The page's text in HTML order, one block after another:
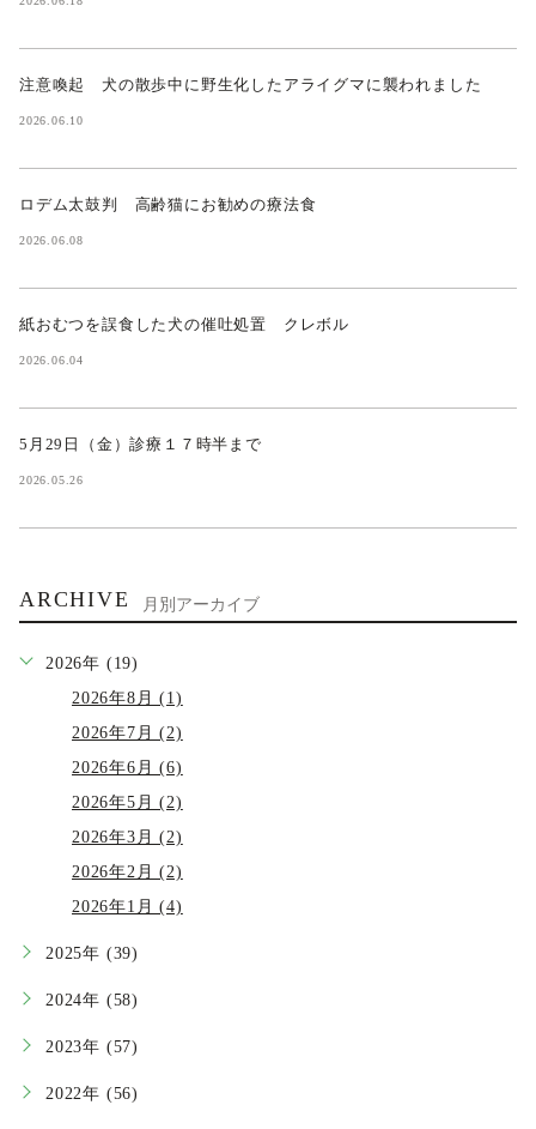
注意喚起 犬の散歩中に野生化したアライグマに襲われました
2026.06.10
ロデム太鼓判 高齢猫にお勧めの療法食
2026.06.08
紙おむつを誤食した犬の催吐処置 クレボル
2026.06.04
5月29日（金）診療１７時半まで
2026.05.26
ARCHIVE 月別アーカイブ
2026年 (19)
2026年8月 (1)
2026年7月 (2)
2026年6月 (6)
2026年5月 (2)
2026年3月 (2)
2026年2月 (2)
2026年1月 (4)
2025年 (39)
2024年 (58)
2023年 (57)
2022年 (56)